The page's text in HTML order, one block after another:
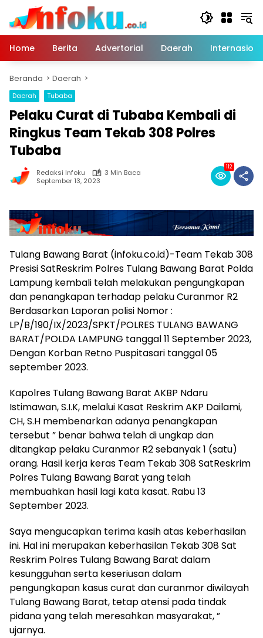
Langsung
konten
Home
Berita Advertorial Daerah
Beranda Daerah
Daerah Tubaba
Pelaku Curat di Tubaba Kembali di
Ringkus Team Tekab 308 Polres
Tubaba
Redaksi Infoku
3 Min Baca
September 13, 2023
112
Tulang Bawang Barat (infoku.co.id)-Team Tekab 308
Presisi SatReskrim Polres Tulang Bawang Barat Polda
Lampung kembali telah melakukan pengungkapan
dan penangkapan terhadap pelaku Curanmor R2
Berdasarkan Laporan polisi Nomor :
LP/B/190/IX/2023/SPKT/POLRES TULANG BAWANG
BARAT/POLDA LAMPUNG tanggal 11 September 2023,
Dengan Korban Retno Puspitasari tanggal 05
september 2023.
Kapolres Tulang Bawang Barat AKBP Ndaru
Istimawan, S.I.K, melalui Kasat Reskrim AKP Dailami,
CH, S.H membenarkan adanya penangkapan
tersebut ” benar bahwa telah di ungkap dan
ditangkap pelaku Curanmor R2 sebanyak 1 (satu)
orang. Hasil kerja keras Team Tekab 308 SatReskrim
Polres Tulang Bawang Barat yang telah
membuahkan hasil lagi kata kasat. Rabu 13
September 2023.
Saya mengucapkan terima kasih atas keberhasilan
ini. Hal ini merupakan keberhasilan Tekab 308 Sat
Reskrim Polres Tulang Bawang Barat dalam
kesungguhan serta keseriusan dalam
pengungkapan kasus curat dan curanmor diwilayah
Tulang Bawang Barat, tetap atensi pada tindak
pidana yang telah meresahkan masyarakat, ”
ujarnya.